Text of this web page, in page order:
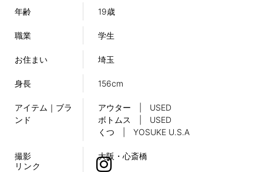
年齢 19歳
職業 学生
お住まい 埼玉
身長 156cm
アイテム｜ブラ
ンド
アウター | USED
ボトムス | USED
くつ | YOSUKE U.S.A
撮影
大阪・心斎橋
リンク